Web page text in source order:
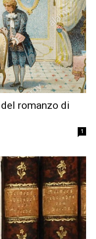
romanzo di
1